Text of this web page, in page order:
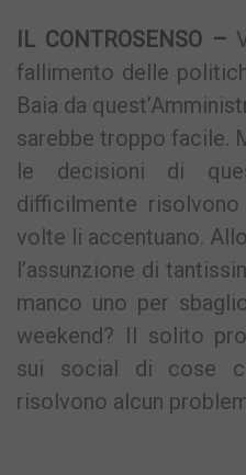
IL CONTROSENSO –
fallimento delle
Baia da
sarebbe troppo facile.
le decisioni di
difficilmente
volte li accentuano.
l’assunzione di
manco uno per
weekend? Il solito
sui social di cose
risolvono alcun